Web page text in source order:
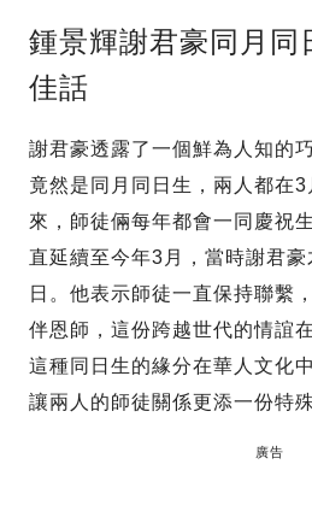
鍾景輝謝君豪同月同
佳話
謝君豪透露了一個鮮為人知的
竟然是同月同日生，兩人都在
來，師徒倆每年都會一同慶祝
直延續至今年3月，當時謝君
日。他表示師徒一直保持聯繫
伴恩師，這份跨越世代的情誼
這種同日生的緣分在華人文化
讓兩人的師徒關係更添一份特殊
廣告